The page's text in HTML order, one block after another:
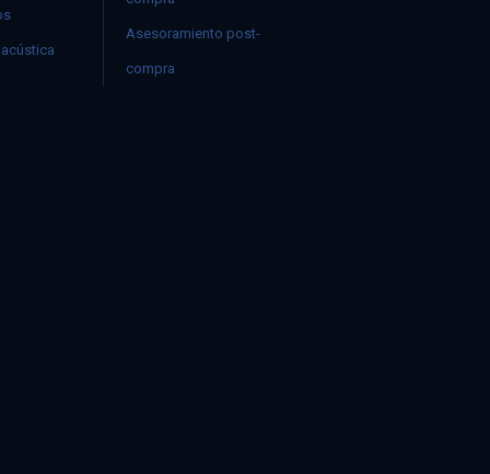
Asesoramiento post-
compra